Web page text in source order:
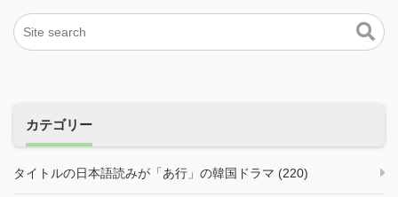
カテゴリー
タイトルの日本語読みが「あ行」の韓国ドラマ (220)